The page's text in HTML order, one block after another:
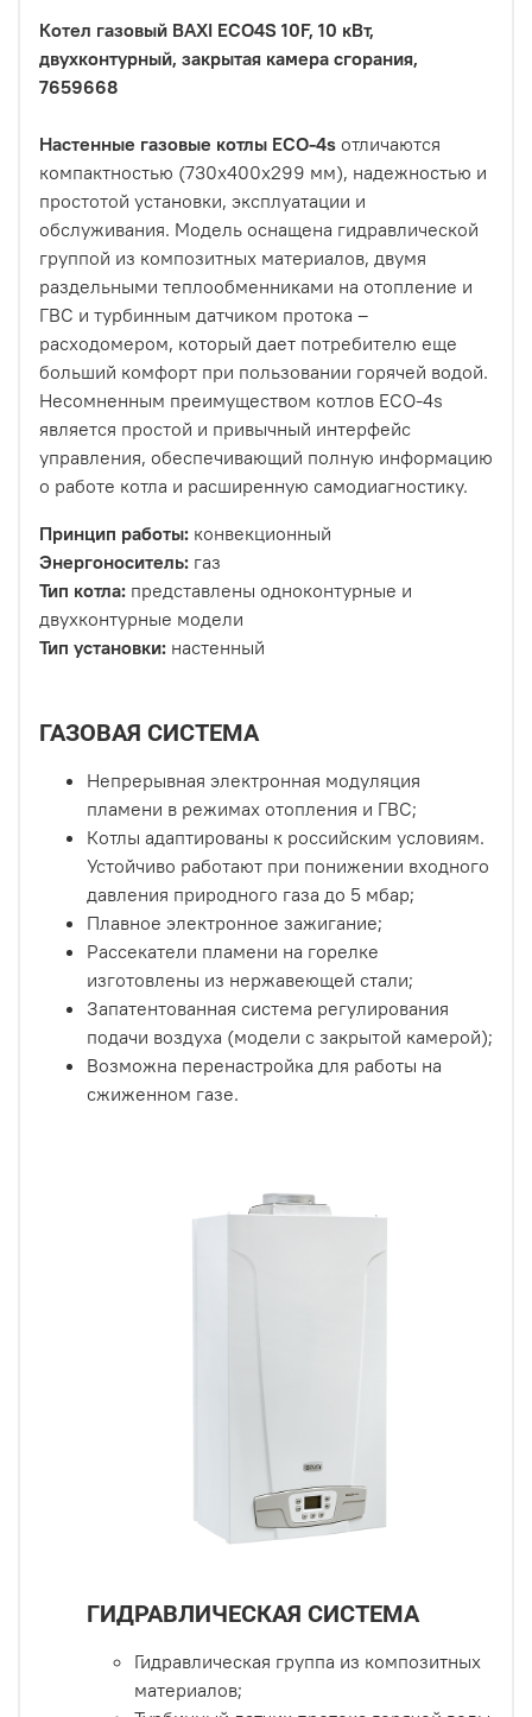
Котел газовый BAXI ECO4S 10F, 10 кВт,
двухконтурный, закрытая камера сгорания,
7659668
Настенные газовые котлы ECO-4s отличаются
компактностью (730х400х299 мм), надежностью и
простотой установки, эксплуатации и
обслуживания. Модель оснащена гидравлической
группой из композитных материалов, двумя
раздельными теплообменниками на отопление и
ГВС и турбинным датчиком протока –
расходомером, который дает потребителю еще
больший комфорт при пользовании горячей водой.
Несомненным преимуществом котлов ECO-4s
является простой и привычный интерфейс
управления, обеспечивающий полную информацию
о работе котла и расширенную самодиагностику.
Принцип работы: конвекционный
Энергоноситель: газ
Тип котла: представлены одноконтурные и
двухконтурные модели
Тип установки: настенный
ГАЗОВАЯ СИСТЕМА
Непрерывная электронная модуляция
пламени в режимах отопления и ГВС;
Котлы адаптированы к российским условиям.
Устойчиво работают при понижении входного
давления природного газа до 5 мбар;
Плавное электронное зажигание;
Рассекатели пламени на горелке
изготовлены из нержавеющей стали;
Запатентованная система регулирования
подачи воздуха (модели с закрытой камерой);
Возможна перенастройка для работы на
сжиженном газе.
ГИДРАВЛИЧЕСКАЯ СИСТЕМА
Гидравлическая группа из композитных
материалов;